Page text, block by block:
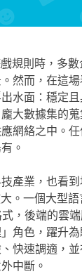
規則時，多
然而，在這
水面：穩定
大數據集的
網絡之中。
。
產業，也看
。一個大型
，後端的雲
角色，躍升
快速調適，
中斷。